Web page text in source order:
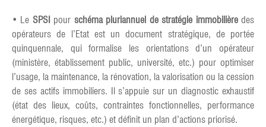
• Le SPSI pour schéma pluriannuel de stratégie immobilièredes
opérateurs de l’Etat est un document stratégique, de portée
quinquennale, qui formalise les orientations d’un opérateur
(ministère, établissement public, université, etc.) pour optimiser
l’usage, la maintenance, la rénovation, la valorisation ou la cession
de ses actifs immobiliers. Il s’appuie sur un diagnostic exhaustif
(état des lieux, coûts, contraintes fonctionnelles, performance
énergétique, risques, etc.) et définit un plan d’actions priorisé.